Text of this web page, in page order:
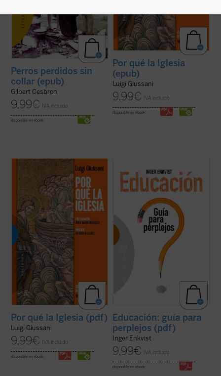
Perros perdidos sin
collar (epub)
Gilbert Cesbron
9,99€ IVA incluido
disponible en ebook:
Por qué la Iglesia
(epub)
Luigi Giussani
9,99€ IVA incluido
disponible en ebook:
«Viviendo la experiencia de la comunidad
cristiana el hombre de hoy puede verificar
que esta realidad no es solamente humana,
sino que esta vida corresponde a las
exigencias más radicales del corazón, que
permite encarar las circunstancias y los ...
(ver ficha)
Por qué la Iglesia (pdf)
Luigi Giussani
9,99€ IVA incluido
disponible en ebook:
Educación: guía para
perplejos (pdf)
Inger Enkvist
9,99€ IVA incluido
disponible en ebook: